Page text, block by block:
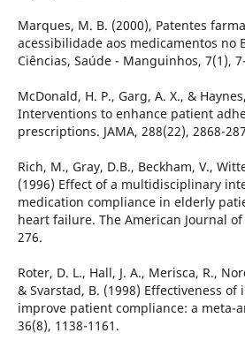
Marques, M. B. (2000), Patentes
acessibilidade aos medicamentos no
Ciências, Saúde - Manguinhos, 7(1),
McDonald, H. P., Garg, A. X., &
Interventions to enhance patient
prescriptions. JAMA, 288(22), 2868-
Rich, M., Gray, D.B., Beckham, V.,
(1996) Effect of a multidisciplinary
medication compliance in elderly
heart failure. The American Journal
276.
Roter, D. L., Hall, J. A., Merisca, R.,
& Svarstad, B. (1998) Effectiveness
improve patient compliance: a meta-
36(8), 1138-1161.